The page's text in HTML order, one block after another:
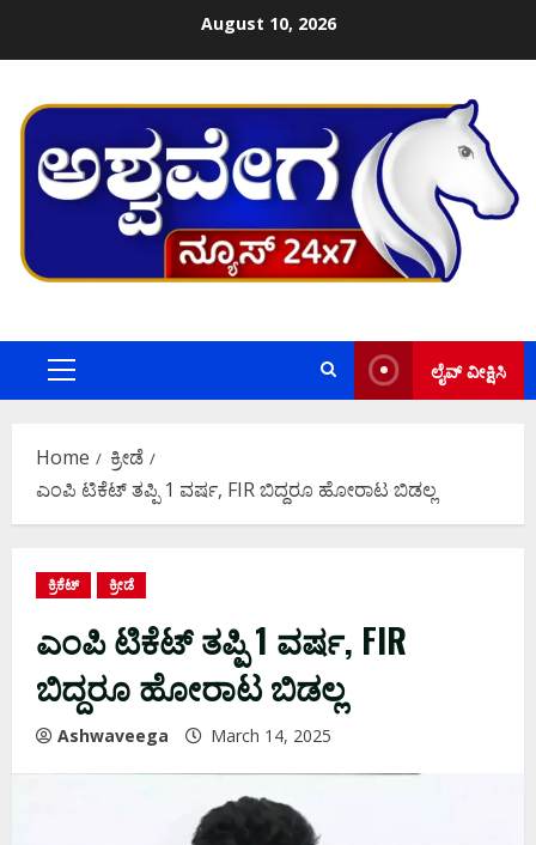
August 10, 2026
Primary
ಲೈವ್ ವೀಕ್ಷಿಸಿ
Home
ಕ್ರೀಡೆ
ಎಂಪಿ ಟಿಕೆಟ್‌ ತಪ್ಪಿ 1 ವರ್ಷ, FIR ಬಿದ್ದರೂ ಹೋರಾಟ ಬಿಡಲ್ಲ
ಕ್ರಿಕೆಟ್ ಕ್ರೀಡೆ
ಎಂಪಿ ಟಿಕೆಟ್‌ ತಪ್ಪಿ 1 ವರ್ಷ, FIR
ಬಿದ್ದರೂ ಹೋರಾಟ ಬಿಡಲ್ಲ
Ashwaveega March 14, 2025